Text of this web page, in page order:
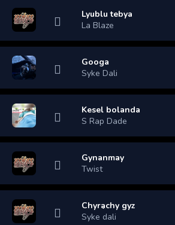
Lyublu tebya
La Blaze
Googa
Syke Dali
Kesel bolanda
S Rap Dade
Gynanmay
Twist
Chyrachy gyz
Syke dali